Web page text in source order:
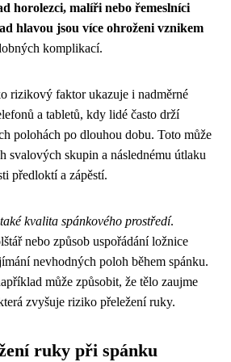
horolezci, malíři nebo řemeslníci
hlavou jsou více ohroženi vznikem
komplikací.
rizikový faktor ukazuje i nadměrné
a tabletů, kdy lidé často drží
polohách po dlouhou dobu. Toto může
svalových skupin a následnému útlaku
předloktí a zápěstí.
kvalita spánkového prostředí.
nebo způsob uspořádání ložnice
nevhodných poloh během spánku.
může způsobit, že tělo zaujme
zvyšuje riziko přeležení ruky.
ruky při spánku